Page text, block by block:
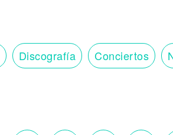
Discografía Conciertos